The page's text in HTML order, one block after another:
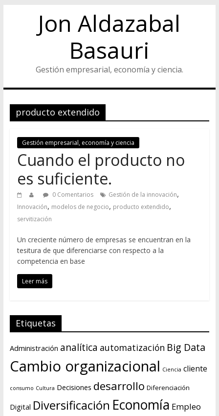
Jon Aldazabal
Basauri
Gestión empresarial, economía y ciencia.
producto extendido
Gestión empresarial, economía y ciencia
Cuando el producto no
es suficiente.
0 Comentarios Gestión de la innovación,
Innovación, modelos de negocio, producto extendido,
servitización
Un creciente número de empresas se encuentran en la
tesitura de que diferenciarse con respecto a la
competencia en base
Leer más
Etiquetas
Administración analítica automatización Big Data
Cambio organizacional Ciencia cliente
consumo Cultura Decisiones desarrollo Diferenciación
Digital Diversificación Economía Empleo